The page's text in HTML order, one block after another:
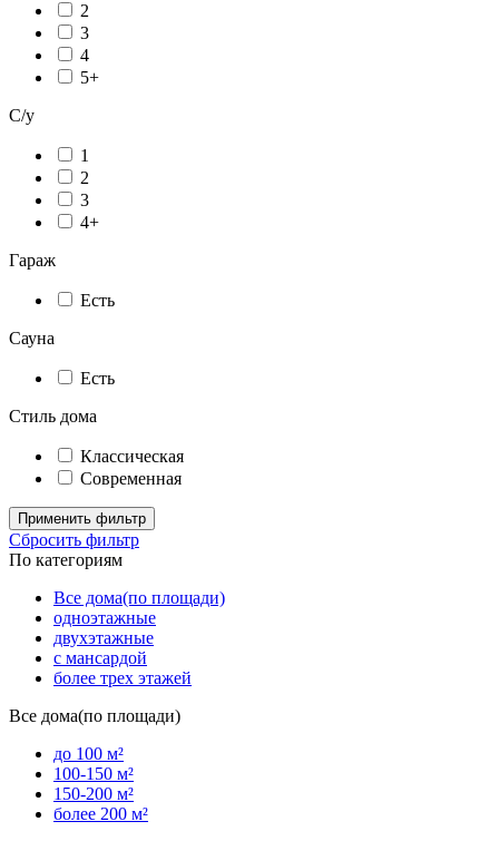
2
3
4
5+
С/у
1
2
3
4+
Гараж
Есть
Сауна
Есть
Стиль дома
Классическая
Современная
Применить фильтр
Сбросить фильтр
По категориям
Все дома(по площади)
одноэтажные
двухэтажные
с мансардой
более трех этажей
Все дома(по площади)
до 100 м²
100-150 м²
150-200 м²
более 200 м²